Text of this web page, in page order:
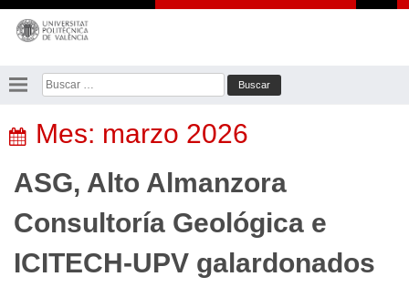
Saltar
contenido
Buscar:
Mes: marzo 2026
ASG, Alto Almanzora
Consultoría Geológica e
ICITECH-UPV galardonados